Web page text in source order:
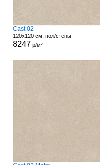
Cast 02
120x120 см, пол/стены
8247 р/м²